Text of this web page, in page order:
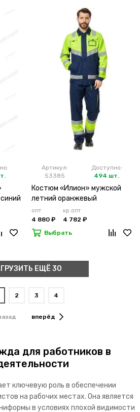
Артикул:
53385
Доступно:
494 шт.
Костюм «Илион» мужской
летний оранжевый
опт
4 880 ₽
кр.опт
4 782 ₽
Выбрать
ЕЩЁ 30
2 3 4
вперёд
для работников в
ключевую роль в обеспечении
на рабочих местах. Она является
в условиях плохой видимости